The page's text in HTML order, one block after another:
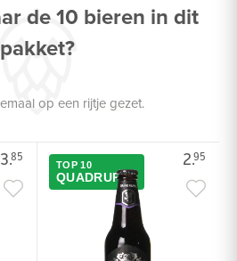
de 10 bieren in dit
pakket?
op een rijtje gezet.
3.85 2.95
TOP 10
QUADRUPEL